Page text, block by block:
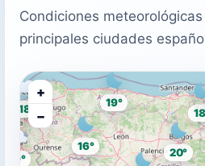
Condiciones
principales ciudades
19°
19°
18°
20°
16°
+
−